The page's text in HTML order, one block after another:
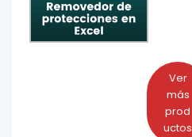
Ver
más
prod
uctos